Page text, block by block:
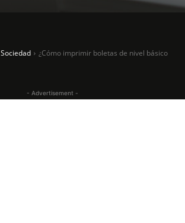
Sociedad
¿Cómo imprimir boletas de nivel básico
- Advertisement -